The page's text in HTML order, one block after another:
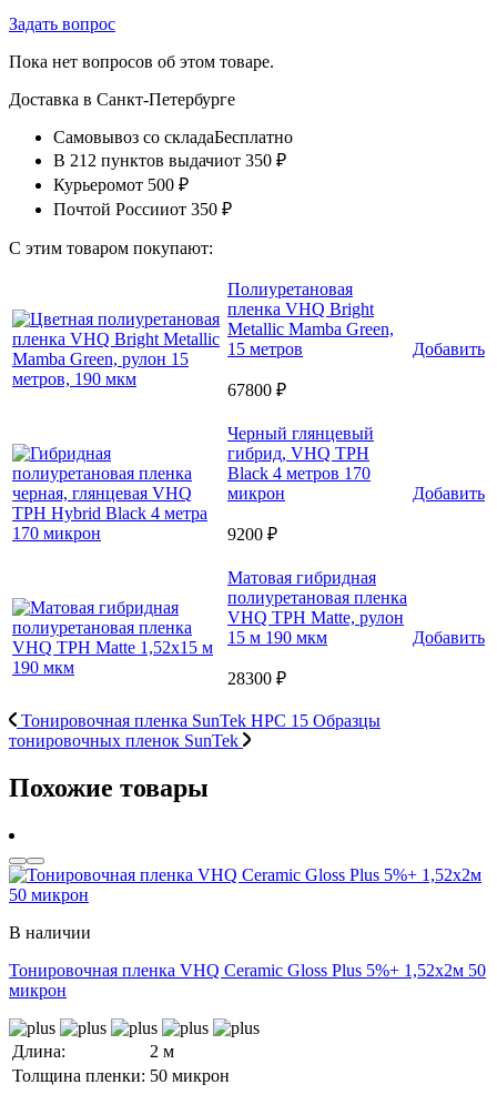
Задать вопрос
Пока нет вопросов об этом товаре.
Доставка в Санкт-Петербурге
Самовывоз со складаБесплатно
В 212 пунктов выдачиот 350 ₽
Курьеромот 500 ₽
Почтой Россииот 350 ₽
С этим товаром покупают:
Полиуретановая
пленка VHQ Bright
Metallic Mamba Green,
15 метров
67800 ₽
Добавить
Черный глянцевый
гибрид, VHQ TPH
Black 4 метров 170
микрон
9200 ₽
Добавить
Матовая гибридная
полиуретановая пленка
VHQ TPH Matte, рулон
15 м 190 мкм
28300 ₽
Добавить
Тонировочная пленка SunTek HPC 15 Образцы
тонировочных пленок SunTek
Похожие товары
В наличии
Тонировочная пленка VHQ Ceramic Gloss Plus 5%+ 1,52x2м 50
микрон
Длина:
2 м
Толщина пленки: 50 микрон